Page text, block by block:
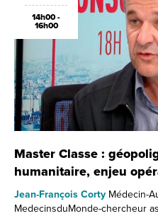
14h00 -
16h00
Master Classe :
humanitaire, enjeu
Jean-François Corty Médecin-
MedecinsduMonde-chercheur